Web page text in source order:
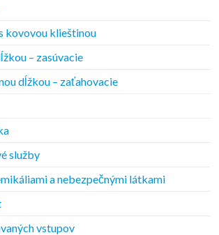
kovovou klieštinou
– zasúvacie
dĺžkou – zaťahovacie
služby
a nebezpečnými látkami
vstupov